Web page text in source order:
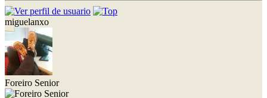
miguelanxo
Foreiro Senior